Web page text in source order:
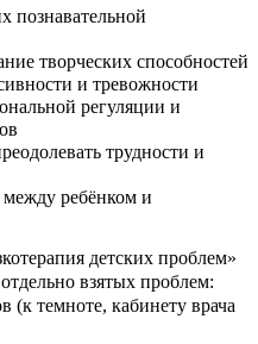
познавательной
творческих способностей
и тревожности
регуляции и
трудности и
ребёнком и
детских проблем»
взятых проблем:
(к темноте, кабинету врача